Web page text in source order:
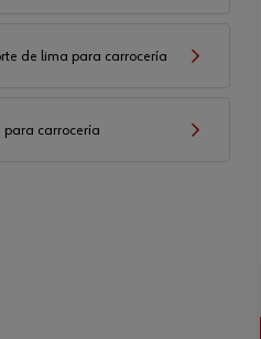
de lima para carrocería
para carrocería